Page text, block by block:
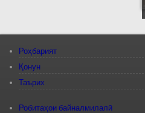
Роҳбарият
Қонун
Таърих
Робитаҳои байналмилалӣ